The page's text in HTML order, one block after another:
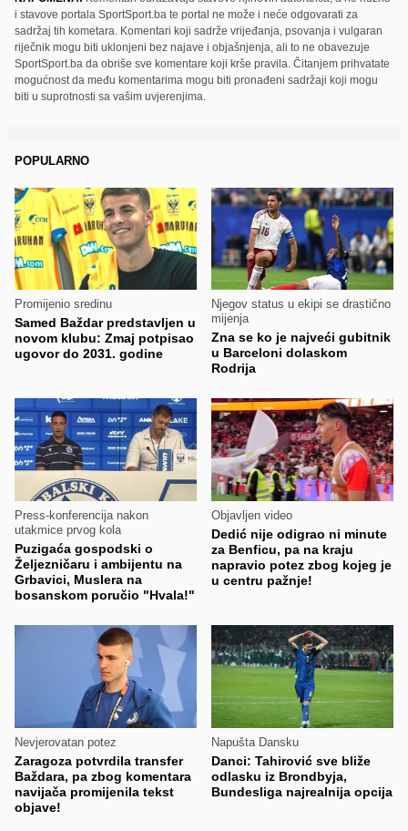
i stavove portala SportSport.ba te portal ne može i neće odgovarati za
sadržaj tih kometara. Komentari koji sadrže vrijeđanja, psovanja i vulgaran
riječnik mogu biti uklonjeni bez najave i objašnjenja, ali to ne obavezuje
SportSport.ba da obriše sve komentare koji krše pravila. Čitanjem prihvatate
mogućnost da među komentarima mogu biti pronađeni sadržaji koji mogu
biti u suprotnosti sa vašim uvjerenjima.
POPULARNO
Promijenio sredinu
Samed Baždar predstavljen u
novom klubu: Zmaj potpisao
ugovor do 2031. godine
Njegov status u ekipi se drastično
mijenja
Zna se ko je najveći gubitnik
u Barceloni dolaskom
Rodrija
Press-konferencija nakon
utakmice prvog kola
Puzigaća gospodski o
Željezničaru i ambijentu na
Grbavici, Muslera na
bosanskom poručio "Hvala!"
Objavljen video
Dedić nije odigrao ni minute
za Benficu, pa na kraju
napravio potez zbog kojeg je
u centru pažnje!
Nevjerovatan potez
Zaragoza potvrdila transfer
Baždara, pa zbog komentara
navijača promijenila tekst
objave!
Napušta Dansku
Danci: Tahirović sve bliže
odlasku iz Brondbyja,
Bundesliga najrealnija opcija